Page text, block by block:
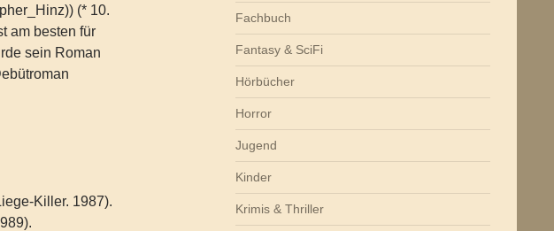
(* 10.
am besten für
sein Roman
Killer. 1987).
Fachbuch
Fantasy & SciFi
Hörbücher
Horror
Jugend
Kinder
Krimis & Thriller